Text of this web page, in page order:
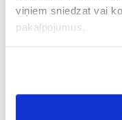
viņiem sniedzat vai
pakalpojumus.